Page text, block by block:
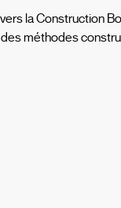
la Construction
méthodes